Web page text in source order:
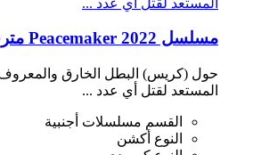
المستعد لقتل أي عدد ...
مسلسل Peacemaker 2022 مترجم HD
حول (كريس) البطل الخارق والمعروف
المستعد لقتل أي عدد ...
القسم مسلسلات أجنبية
النوع أكشن